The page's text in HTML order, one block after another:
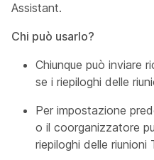
Assistant.
Chi può usarlo?
Chiunque può inviare
se i riepiloghi delle
Per impostazione
o il coorganizzatore
riepiloghi delle riunioni